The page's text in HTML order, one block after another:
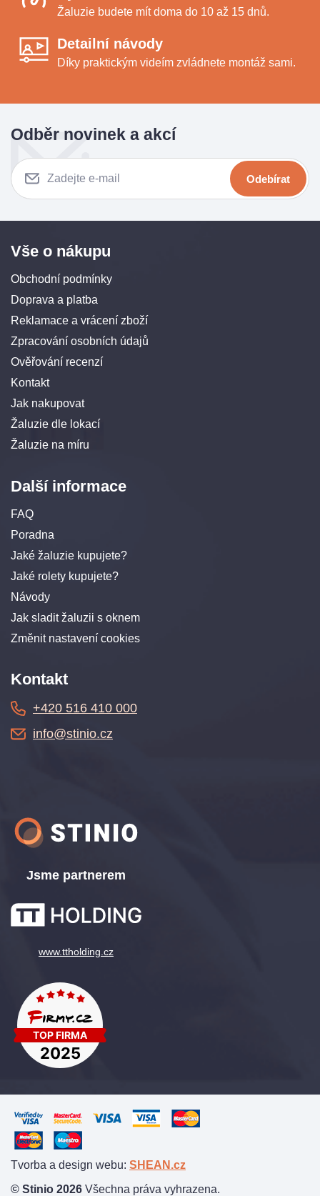
Žaluzie budete mít doma do 10 až 15 dnů.
Detailní návody
Díky praktickým videím zvládnete montáž sami.
Odběr novinek a akcí
Odebírat
Vše o nákupu
Obchodní podmínky
Doprava a platba
Reklamace a vrácení zboží
Zpracování osobních údajů
Ověřování recenzí
Kontakt
Jak nakupovat
Žaluzie dle lokací
Žaluzie na míru
Další informace
FAQ
Poradna
Jaké žaluzie kupujete?
Jaké rolety kupujete?
Návody
Jak sladit žaluzii s oknem
Změnit nastavení cookies
Jsme partnerem
www.ttholding.cz
Kontakt
+420 516 410 000
info@stinio.cz
Tvorba a design webu: SHEAN.cz
© Stinio 2026 Všechna práva vyhrazena.